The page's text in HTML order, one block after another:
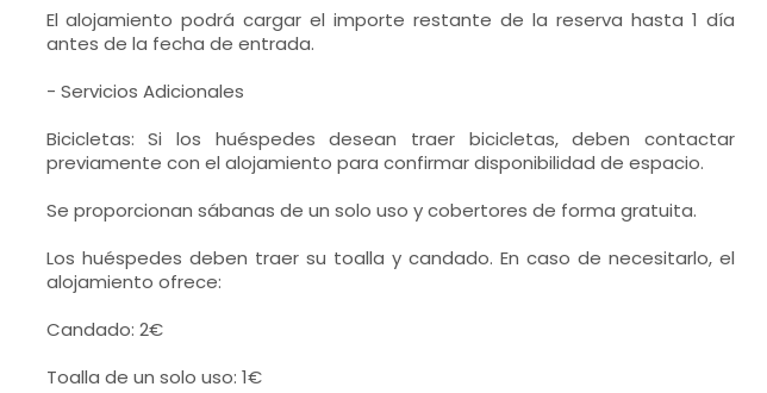
El alojamiento podrá cargar el importe restante de la reserva hasta 1 día
antes de la fecha de entrada.
- Servicios Adicionales
Bicicletas: Si los huéspedes desean traer bicicletas, deben contactar
previamente con el alojamiento para confirmar disponibilidad de espacio.
Se proporcionan sábanas de un solo uso y cobertores de forma gratuita.
Los huéspedes deben traer su toalla y candado. En caso de necesitarlo, el
alojamiento ofrece:
Candado: 2€
Toalla de un solo uso: 1€